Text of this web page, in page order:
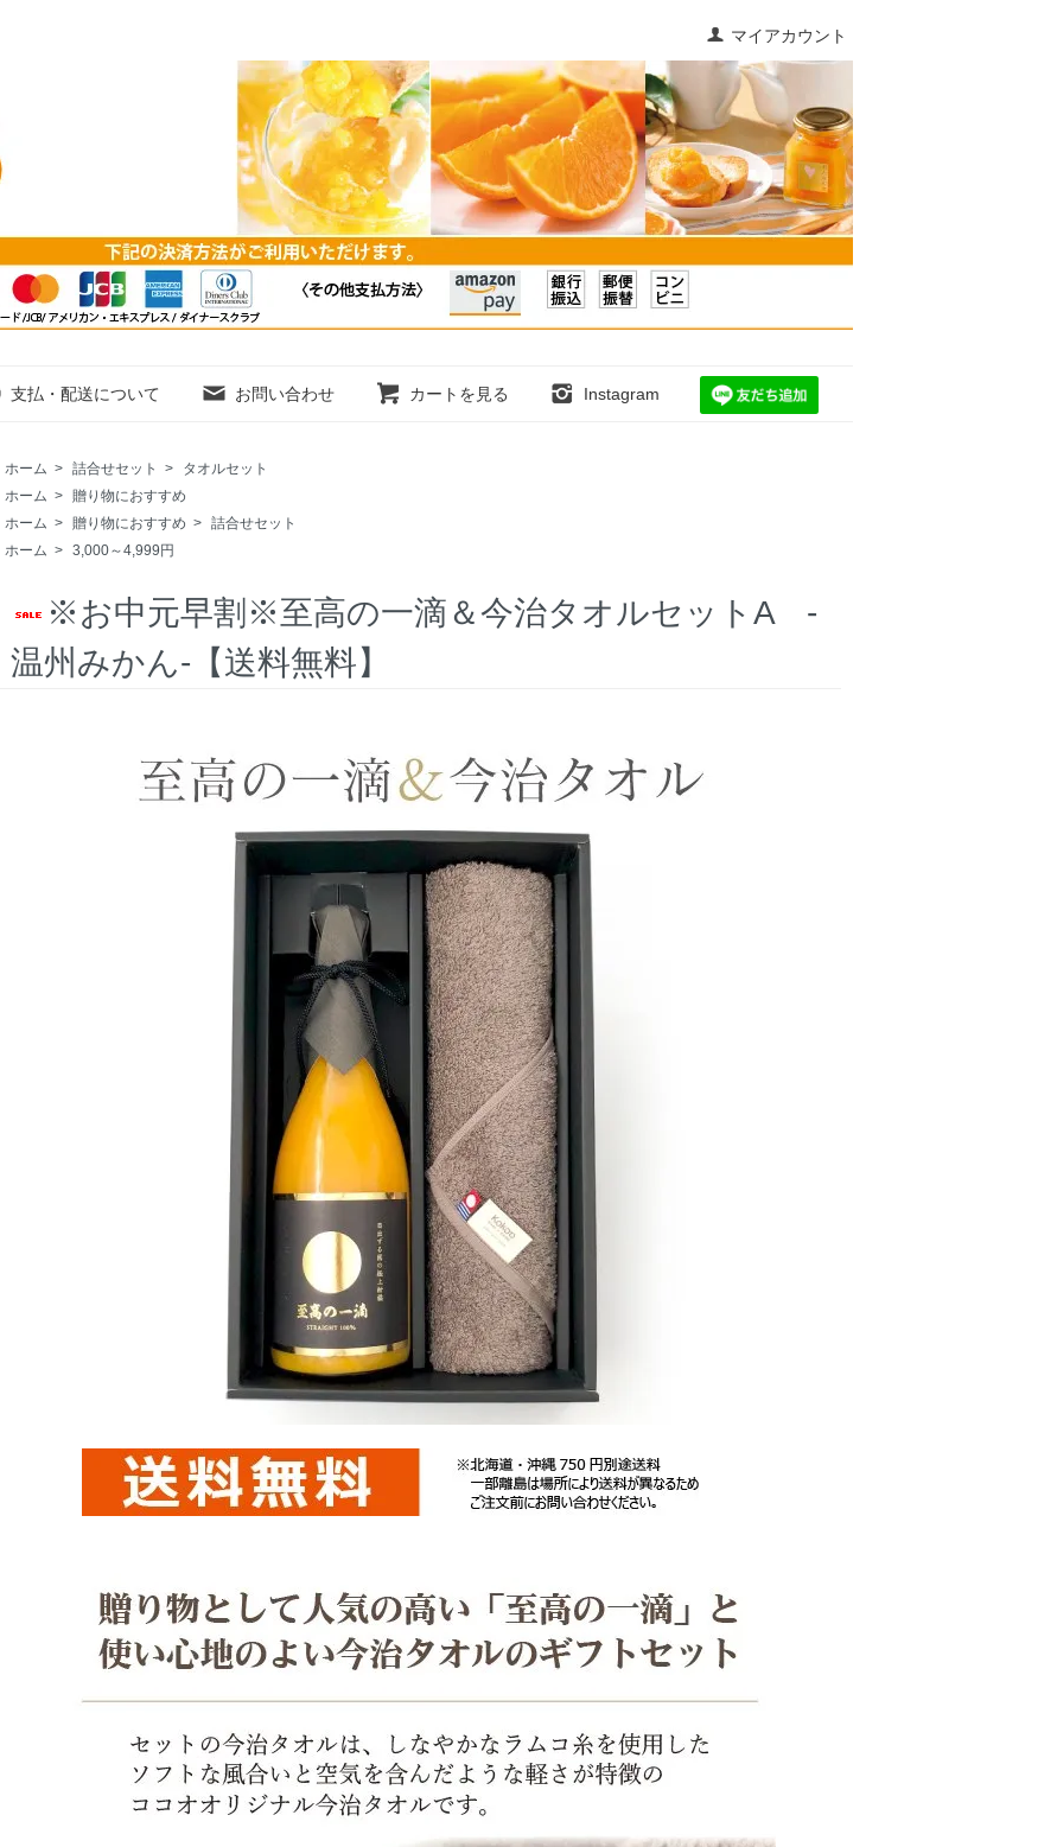
マイアカウント
支払・配送について お問い合わせ カートを見る Instagram
ホーム > 詰合せセット >
タオルセット
ホーム > 贈り物におすすめ
ホーム > 贈り物におすすめ > 詰合せセット
ホーム > 3,000～4,999円
※お中元早割※至高の一滴＆今治タオルセットA -
温州みかん-【送料無料】